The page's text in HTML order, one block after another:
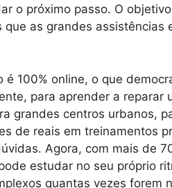
o próximo passo. O
que as grandes
é 100% online, o que
para aprender a reparar
grandes centros urbanos,
de reais em treinamentos
Agora, com mais de
estudar no seu próprio
quantas vezes forem